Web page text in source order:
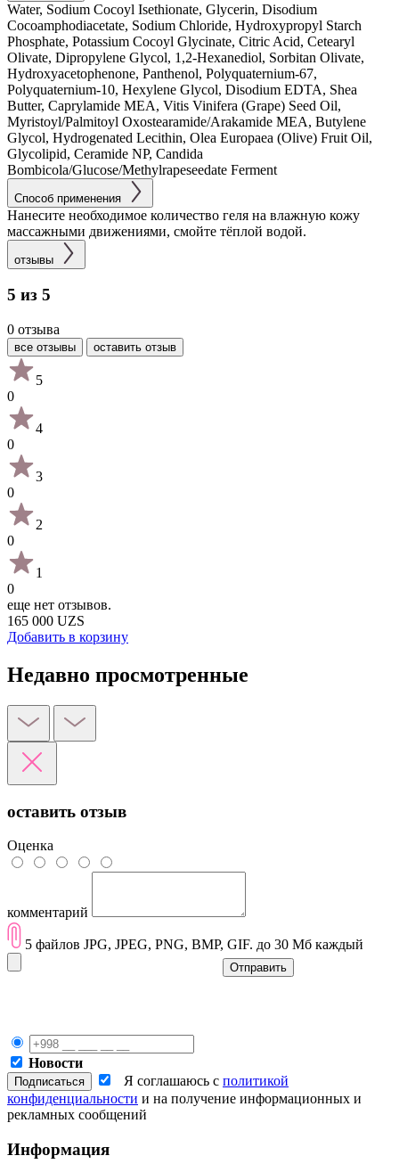
Water, Sodium Cocoyl Isethionate, Glycerin, Disodium
Cocoamphodiacetate, Sodium Chloride, Hydroxypropyl Starch
Phosphate, Potassium Cocoyl Glycinate, Citric Acid, Cetearyl
Olivate, Dipropylene Glycol, 1,2-Hexanediol, Sorbitan Olivate,
Hydroxyacetophenone, Panthenol, Polyquaternium-67,
Polyquaternium-10, Hexylene Glycol, Disodium EDTA, Shea
Butter, Caprylamide MEA, Vitis Vinifera (Grape) Seed Oil,
Myristoyl/Palmitoyl Oxostearamide/Arakamide MEA, Butylene
Glycol, Hydrogenated Lecithin, Olea Europaea (Olive) Fruit Oil,
Glycolipid, Ceramide NP, Candida
Bombicola/Glucose/Methylrapeseedate Ferment
Способ применения
Нанесите необходимое количество геля на влажную кожу
массажными движениями, смойте тёплой водой.
отзывы
5 из 5
0 отзыва
все отзывы оставить отзыв
5
0
4
0
3
0
2
0
1
0
еще нет отзывов.
165 000 UZS
Добавить в корзину
Недавно просмотренные
оставить отзыв
Оценка
комментарий
5 файлов JPG, JPEG, PNG, BMP, GIF. до 30 Мб каждый
Отправить
Новости
Я соглашаюсь с политикой
конфиденциальности и на получение информационных и
рекламных сообщений
Информация